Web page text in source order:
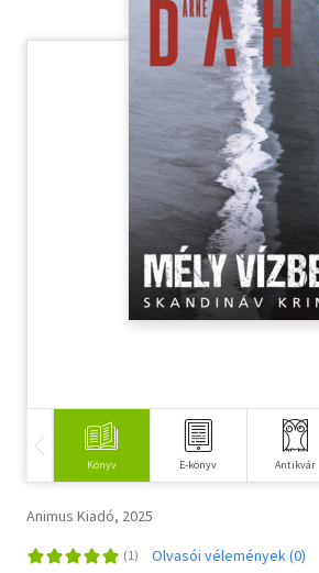
Szótár, nyelvkönyv
Tankönyv, segédkönyv
Társadalomtudomány
Könyv E-könyv Antikvár
Animus Kiadó, 2025
Olvasói vélemények (0)